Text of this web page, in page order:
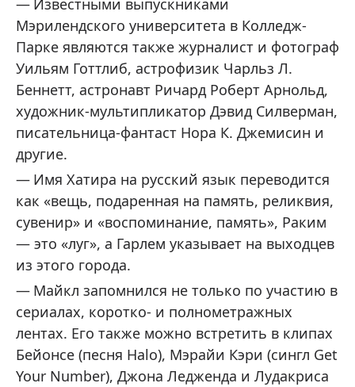
Известными выпускниками
Мэрилендского университета в Колледж-
Парке являются также журналист и фотограф
Уильям Готтлиб, астрофизик Чарльз Л.
Беннетт, астронавт Ричард Роберт Арнольд,
художник-мультипликатор Дэвид Силверман,
писательница-фантаст Нора К. Джемисин и
другие.
Имя Хатира на русский язык переводится
как «вещь, подаренная на память, реликвия,
сувенир» и «воспоминание, память», Раким
— это «луг», а Гарлем указывает на выходцев
из этого города.
Майкл запомнился не только по участию в
сериалах, коротко- и полнометражных
лентах. Его также можно встретить в клипах
Бейонсе (песня Halo), Мэрайи Кэри (сингл Get
Your Number), Джона Ледженда и Лудакриса